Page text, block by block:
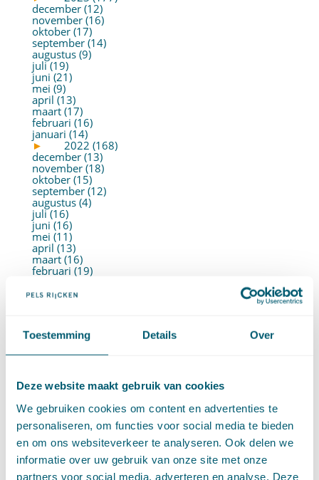
Toestemming Details Over
Deze website maakt gebruik van cookies
We gebruiken cookies om content en advertenties te
personaliseren, om functies voor social media te bieden
en om ons websiteverkeer te analyseren. Ook delen we
informatie over uw gebruik van onze site met onze
partners voor social media, adverteren en analyse. Deze
december (12)
november (16)
oktober (17)
september (14)
augustus (9)
juli (19)
juni (21)
mei (9)
april (13)
maart (17)
februari (16)
januari (14)
►
2022 (168)
december (13)
november (18)
oktober (15)
september (12)
augustus (4)
juli (16)
juni (16)
mei (11)
april (13)
maart (16)
februari (19)
►
2021 (123)
oktober (13)
september (4)
augustus (7)
mei (6)
maart (14)
februari (11)
januari (15)
►
2020 (154)
december (6)
november (14)
oktober (14)